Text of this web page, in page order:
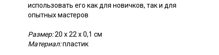
использовать его как для новичков, так и для
опытных мастеров
Размер:20 х 22 х 0,1 см
Материал:пластик